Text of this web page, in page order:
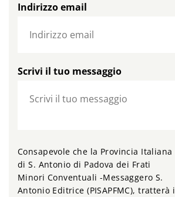
Indirizzo email
Scrivi il tuo messaggio
Consapevole che la Provincia Italiana
di S. Antonio di Padova dei Frati
Minori Conventuali -Messaggero S.
Antonio Editrice (PISAPFMC), tratterà i